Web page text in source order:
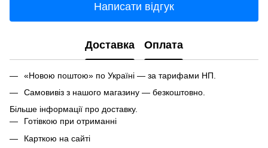
Написати відгук
Доставка Оплата
«Новою поштою» по Україні — за тарифами НП.
Самовивіз з нашого магазину — безкоштовно.
Більше інформації про доставку.
Готівкою при отриманні
Карткою на сайті